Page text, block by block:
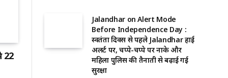
22
Jalandhar on Alert Mode
Before Independence Day :
स्वतंत्रता दिवस से पहले Jalandhar हाई
अलर्ट पर, चप्पे-चप्पे पर नाके और
महिला पुलिस की तैनाती से बढ़ाई गई
सुरक्षा